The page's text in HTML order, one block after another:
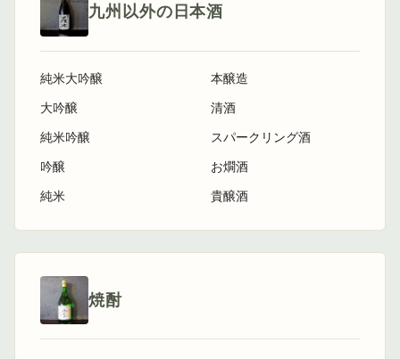
九州以外の日本酒
純米大吟醸
大吟醸
純米吟醸
吟醸
純米
本醸造
清酒
スパークリング酒
お燗酒
貴醸酒
焼酎